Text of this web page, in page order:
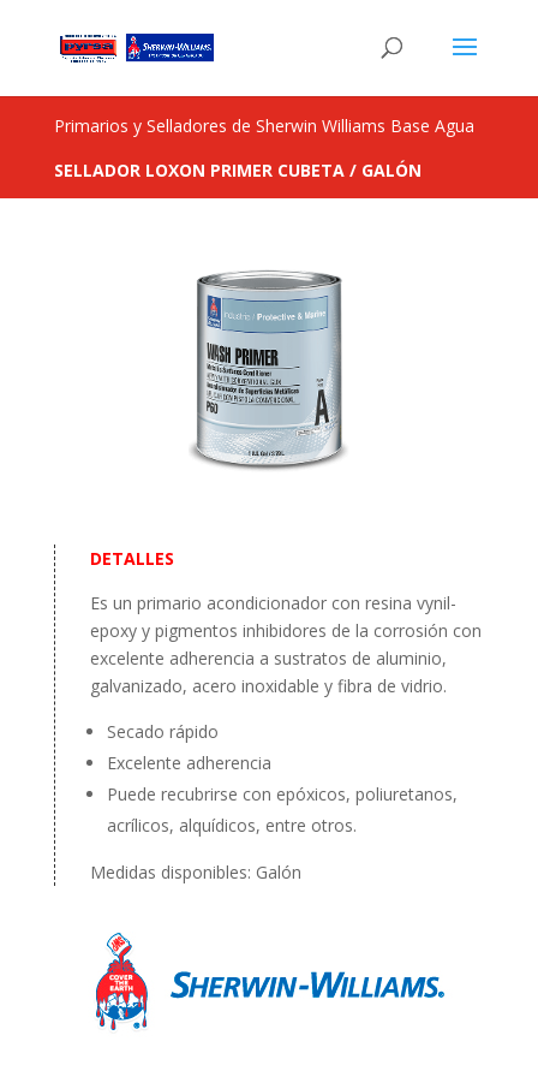
Primarios y Selladores de Sherwin Williams Base Agua
SELLADOR LOXON PRIMER CUBETA / GALÓN
DETALLES
Es un primario acondicionador con resina vynil-
epoxy y pigmentos inhibidores de la corrosión con
excelente adherencia a sustratos de aluminio,
galvanizado, acero inoxidable y fibra de vidrio.
Secado rápido
Excelente adherencia
Puede recubrirse con epóxicos, poliuretanos,
acrílicos, alquídicos, entre otros.
Medidas disponibles: Galón